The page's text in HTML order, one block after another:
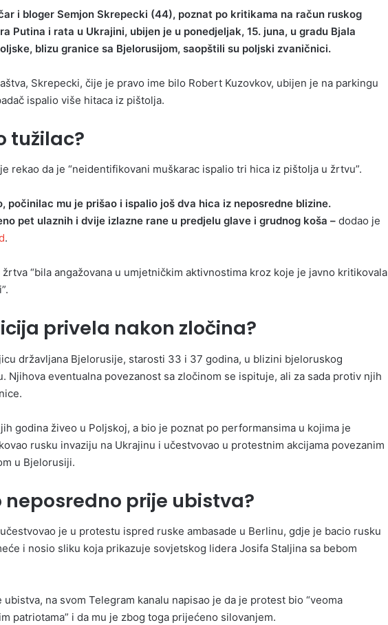
i bloger Semjon Skrepecki (44), poznat po kritikama na račun ruskog
Putina i rata u Ukrajini, ubijen je u ponedjeljak, 15. juna, u gradu Bjala
blizu granice sa Bjelorusijom, saopštili su poljski zvaničnici.
Skrepecki, čije je pravo ime bilo Robert Kuzovkov, ubijen je na parkingu
ispalio više hitaca iz pištolja.
tužilac?
rekao da je “neidentifikovani muškarac ispalio tri hica iz pištolja u žrtvu”.
počinilac mu je prišao i ispalio još dva hica iz neposredne blizine.
pet ulaznih i dvije izlazne rane u predjelu glave i grudnog koša – dodao je
.
“bila angažovana u umjetničkim aktivnostima kroz koje je javno kritikovala
privela nakon zločina?
državljana Bjelorusije, starosti 33 i 37 godina, u blizini bjeloruskog
Njihova eventualna povezanost sa zločinom se ispituje, ali za sada protiv njih
godina živeo u Poljskoj, a bio je poznat po performansima u kojima je
rusku invaziju na Ukrajinu i učestvovao u protestnim akcijama povezanim
u Bjelorusiji.
neposredno prije ubistva?
je u protestu ispred ruske ambasade u Berlinu, gdje je bacio rusku
i nosio sliku koja prikazuje sovjetskog lidera Josifa Staljina sa bebom
ubistva, na svom Telegram kanalu napisao je da je protest bio “veoma
patriotama” i da mu je zbog toga prijećeno silovanjem.